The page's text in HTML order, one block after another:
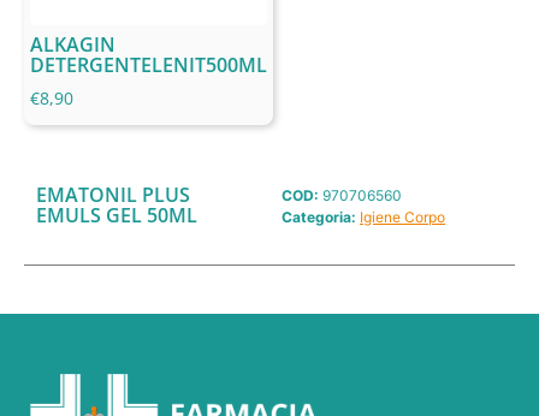
ALKAGIN
DETERGENTELENIT500ML
€8,90
EMATONIL PLUS
EMULS GEL 50ML
COD: 970706560
Categoria: Igiene Corpo